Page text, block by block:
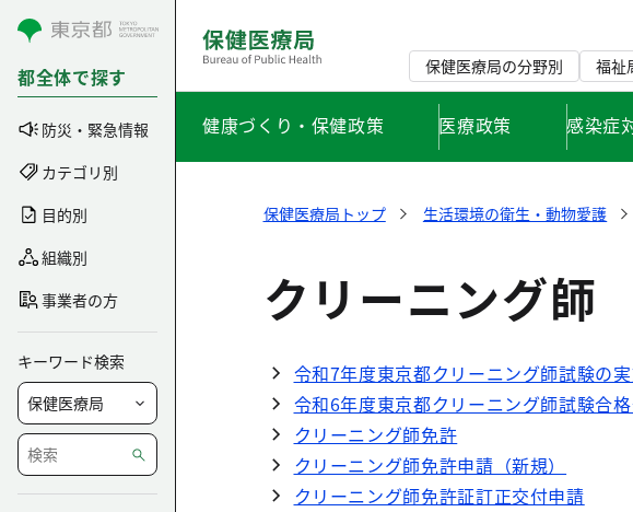
コンテンツにスキップ
都全体で探す
防災・緊急情報
カテゴリ別
目的別
組織別
事業者の方
キーワード検索
保健医療局の分野別 福祉
健康づくり・保健政策 医療政策 感染症
保健医療局トップ 生活環境の衛生・動物愛護
クリーニング師
令和7年度東京都クリーニング師試験の
令和6年度東京都クリーニング師試験合
クリーニング師免許
クリーニング師免許申請（新規）
クリーニング師免許証訂正交付申請